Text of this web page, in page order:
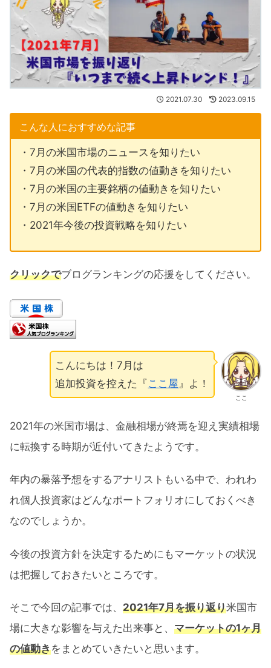
2021.07.30 2023.09.15
こんな人におすすめな記事
・7月の米国市場のニュースを知りたい
・7月の米国の代表的指数の値動きを知りたい
・7月の米国の主要銘柄の値動きを知りたい
・7月の米国ETFの値動きを知りたい
・2021年今後の投資戦略を知りたい
クリックでブログランキングの応援をしてください。
ここ
こんにちは！7月は
追加投資を控えた『 ここ屋』よ！
2021年の米国市場は、金融相場が終焉を迎え実績相場
に転換する時期が近付いてきたようです。
年内の暴落予想をするアナリストもいる中で、われわ
れ個人投資家はどんなポートフォリオにしておくべき
なのでしょうか。
今後の投資方針を決定するためにもマーケットの状況
は把握しておきたいところです。
そこで今回の記事では、 2021年7月を振り返り米国市
場に大きな影響を与えた出来事と、 マーケットの1ヶ月
の値動きをまとめていきたいと思います。